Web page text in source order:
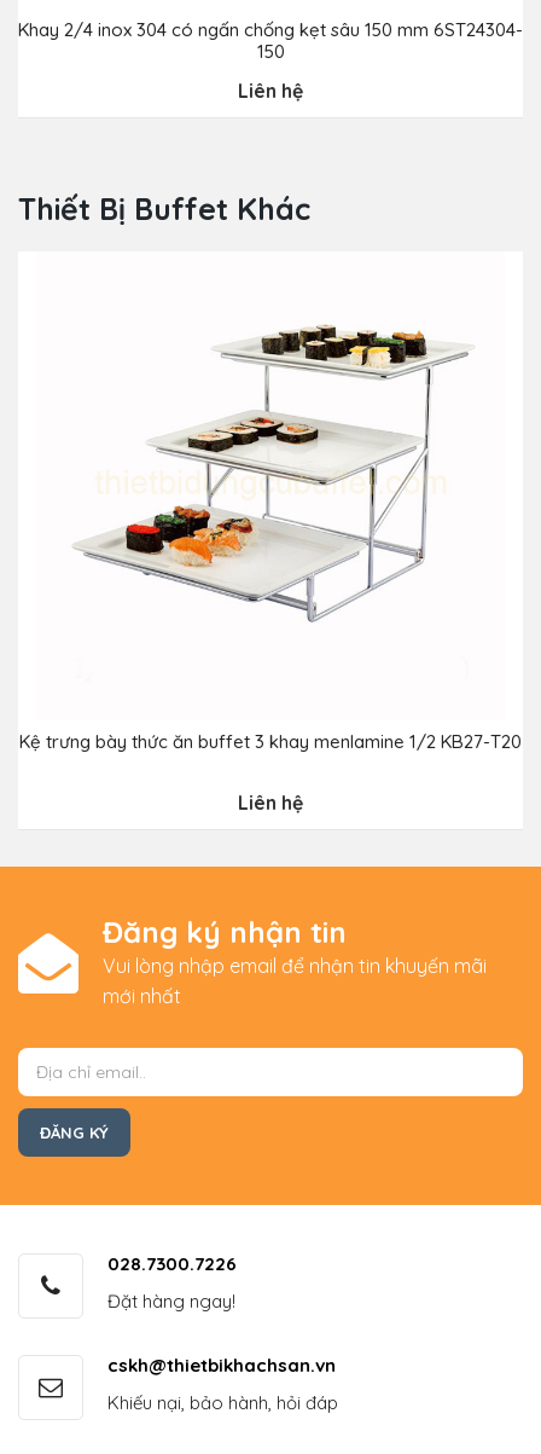
Khay 2/4 inox 304 có ngấn chống kẹt sâu 150 mm 6ST24304-
150
Liên hệ
Thiết Bị Buffet Khác
Kệ trưng bày thức ăn buffet 3 khay menlamine 1/2 KB27-T20
Liên hệ
Đăng ký nhận tin
Vui lòng nhập email để nhận tin khuyến mãi
mới nhất
028.7300.7226
Đặt hàng ngay!
cskh@thietbikhachsan.vn
Khiếu nại, bảo hành, hỏi đáp